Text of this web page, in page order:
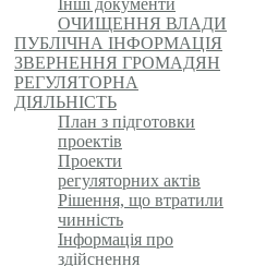
Інші документи
ОЧИЩЕННЯ ВЛАДИ
ПУБЛІЧНА ІНФОРМАЦІЯ
ЗВЕРНЕННЯ ГРОМАДЯН
РЕГУЛЯТОРНА
ДІЯЛЬНІСТЬ
План з підготовки
проектів
Проекти
регуляторних актів
Рішення, що втратили
чинність
Інформація про
здійснення